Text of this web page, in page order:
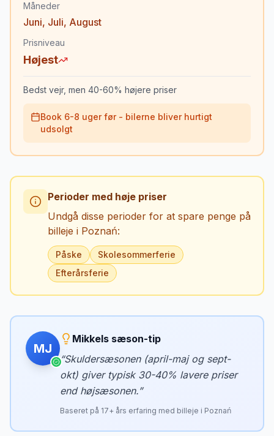
Måneder
Juni, Juli, August
Prisniveau
Højest
Bedst vejr, men 40-60% højere priser
Book 6-8 uger før - bilerne bliver hurtigt
udsolgt
Perioder med høje priser
Undgå disse perioder for at spare penge på
billeje i Poznań:
Påske
Skolesommerferie
Efterårsferie
MJ
Mikkels sæson-tip
“Skuldersæsonen (april-maj og sept-
okt) giver typisk 30-40% lavere priser
end højsæsonen.”
Baseret på 17+ års erfaring med billeje i Poznań